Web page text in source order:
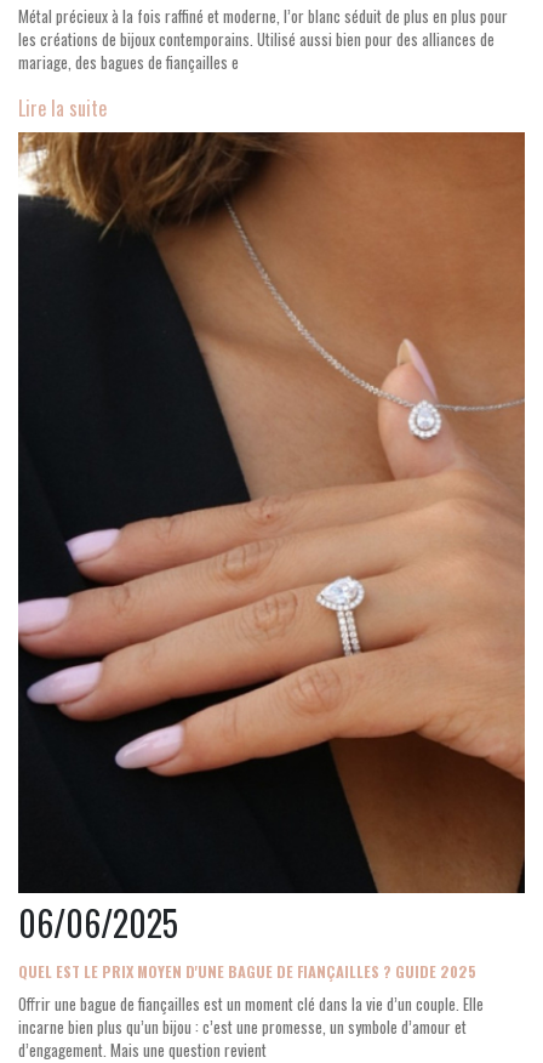
Métal précieux à la fois raffiné et moderne, l’or blanc séduit de plus en plus pour
les créations de bijoux contemporains. Utilisé aussi bien pour des alliances de
mariage, des bagues de fiançailles e
Lire la suite
06/06/2025
QUEL EST LE PRIX MOYEN D'UNE BAGUE DE FIANÇAILLES ? GUIDE 2025
Offrir une bague de fiançailles est un moment clé dans la vie d’un couple. Elle
incarne bien plus qu’un bijou : c’est une promesse, un symbole d’amour et
d’engagement. Mais une question revient